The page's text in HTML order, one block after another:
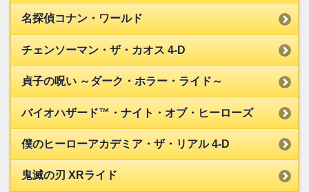
名探偵コナン・ワールド
チェンソーマン・ザ・カオス 4-D
貞子の呪い ～ダーク・ホラー・ライド～
バイオハザード™・ナイト・オブ・ヒーローズ
僕のヒーローアカデミア・ザ・リアル 4-D
鬼滅の刃 XRライド